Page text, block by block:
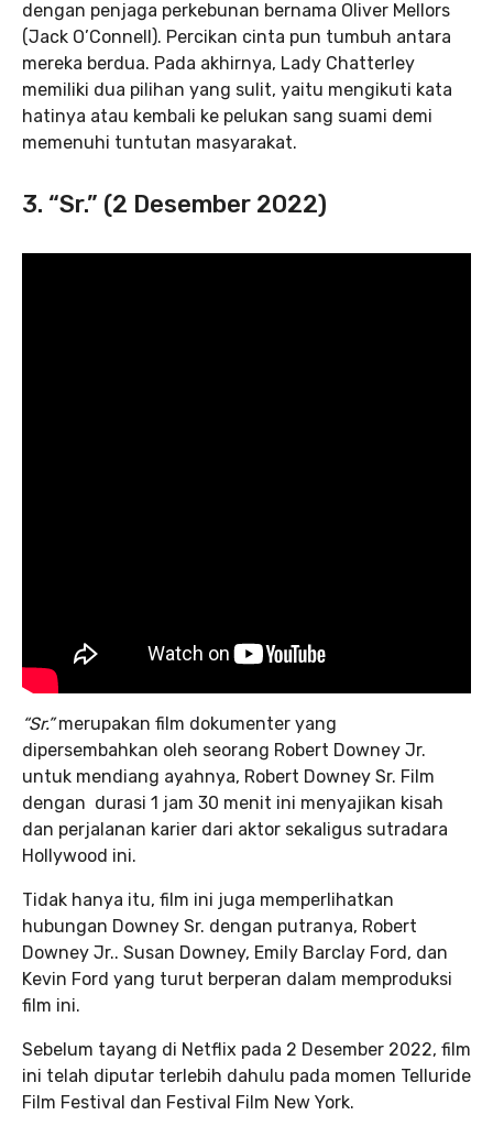
dengan penjaga perkebunan bernama Oliver Mellors
(Jack O’Connell). Percikan cinta pun tumbuh antara
mereka berdua. Pada akhirnya, Lady Chatterley
memiliki dua pilihan yang sulit, yaitu mengikuti kata
hatinya atau kembali ke pelukan sang suami demi
memenuhi tuntutan masyarakat.
3. “Sr.” (2 Desember 2022)
“Sr.”merupakan film dokumenter yang
dipersembahkan oleh seorang Robert Downey Jr.
untuk mendiang ayahnya, Robert Downey Sr. Film
dengan durasi 1 jam 30 menit ini menyajikan kisah
dan perjalanan karier dari aktor sekaligus sutradara
Hollywood ini.
Tidak hanya itu, film ini juga memperlihatkan
hubungan Downey Sr. dengan putranya, Robert
Downey Jr.. Susan Downey, Emily Barclay Ford, dan
Kevin Ford yang turut berperan dalam memproduksi
film ini.
Sebelum tayang di Netflix pada 2 Desember 2022, film
ini telah diputar terlebih dahulu pada momen Telluride
Film Festival dan Festival Film New York.